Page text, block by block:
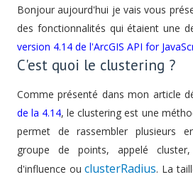
Bonjour aujourd'hui je vais vous
des fonctionnalités qui étaient une
version 4.14 de l'ArcGIS API for
C'est quoi le clustering ?
Comme présenté dans mon article
de la 4.14, le clustering est une
permet de rassembler plusieurs
groupe de points, appelé
d'influence ouclusterRadius. La